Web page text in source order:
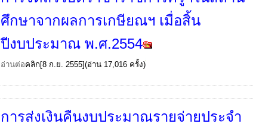
ศึกษาจากผลการเกษียณฯ เมื่อสิ้น
ปีงบประมาณ พ.ศ.2554
อ่านต่อคลิก[8 ก.ย. 2555](อ่าน 17,016 ครั้ง)
การส่งเงินคืนงบประมาณรายจ่ายประจำ